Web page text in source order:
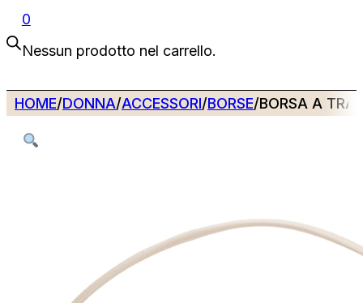
0
Nessun prodotto nel carrello.
HOME/DONNA/ACCESSORI/BORSE/BORSA A